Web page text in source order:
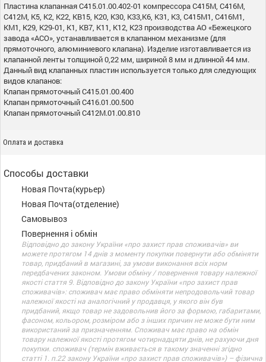
Пластина клапанная С415.01.00.402-01 компрессора С415М, С416М,
С412М, К5, К2, К22, КВ15, К20, К30, К33,К6, К31, К3, С415М1, С416М1,
КМ1, К29, К29-01, К1, КВ7, К11, К12, К23 производства АО «Бежецкого
завода «АСО», устанавливается в клапанном механизме (для
прямоточного, алюминиевого клапана). Изделие изготавливается из
клапанной ленты толщиной 0,22 мм, шириной 8 мм и длинной 44 мм.
Данный вид клапанных пластин используется только для следующих
видов клапанов:
Клапан прямоточный С415.01.00.400
Клапан прямоточный С416.01.00.500
Клапан прямоточный С412М.01.00.810
Оплата и доставка
Способы доставки
Новая Почта(курьер)
Новая Почта(отделение)
Самовывоз
Повернення і обмін
Відповідно до закону України «про захист прав споживачів» ви
можете протягом 14 днів з моменту покупки повернути або обміняти
товар, придбаний в магазині, за умови виконання всіх норм
передбачених законом. Умови обміну / повернення товару належної
якості стаття 9. Відповідно до закону України «про захист прав
споживачів»: споживач має право обміняти непродовольчий товар
належної якості на аналогічний у продавця, у якого він був
придбаний, якщо товар не задовольнив його за формою, габаритами,
фасоном, кольором, розміром або з інших причин не може бути ним
використаний за призначенням. Споживач має право на обмін
товару належної якості протягом чотирнадцяти днів, не рахуючи дня
покупки. споживач (термін вживається в такому значенні згідно
статті 1. п.22 закону України «про захист прав споживачів») – фізична